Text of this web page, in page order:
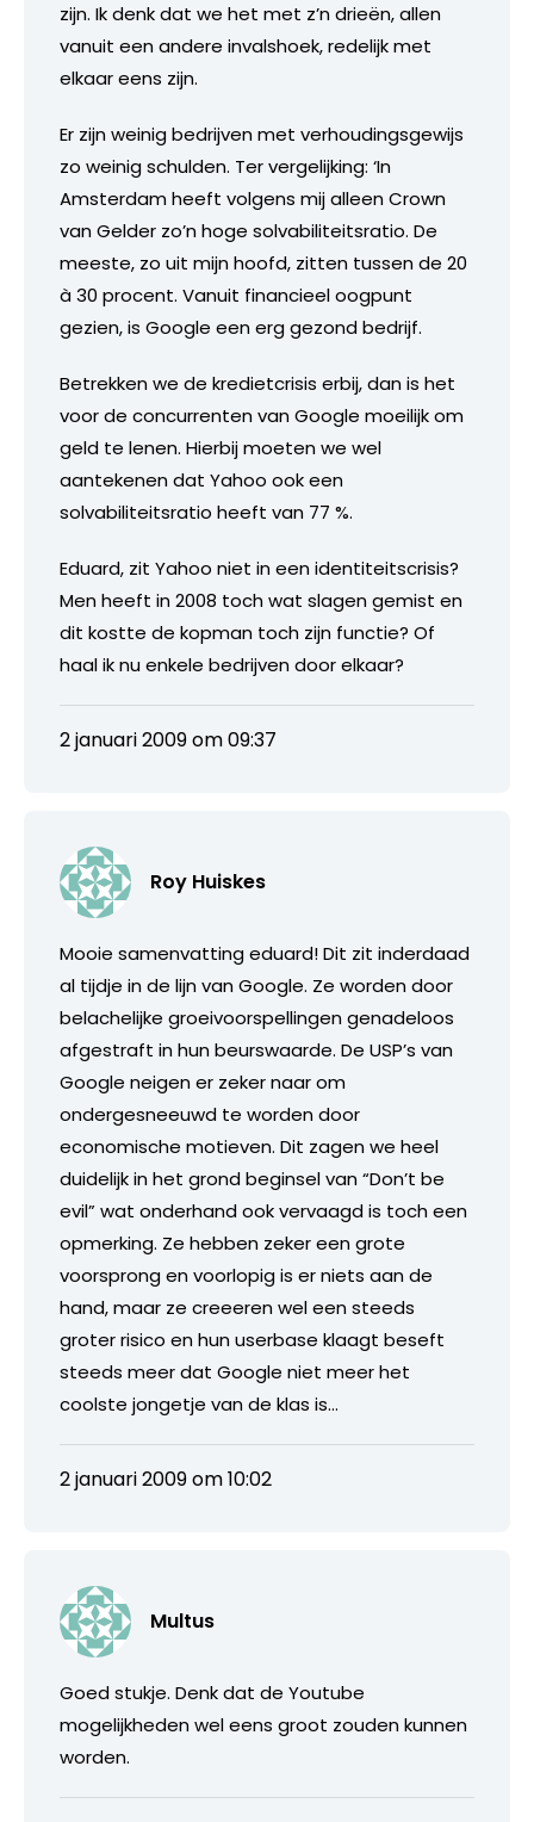
zijn. Ik denk dat we het met z’n drieën, allen
vanuit een andere invalshoek, redelijk met
elkaar eens zijn.
Er zijn weinig bedrijven met verhoudingsgewijs
zo weinig schulden. Ter vergelijking: ‘In
Amsterdam heeft volgens mij alleen Crown
van Gelder zo’n hoge solvabiliteitsratio. De
meeste, zo uit mijn hoofd, zitten tussen de 20
à 30 procent. Vanuit financieel oogpunt
gezien, is Google een erg gezond bedrijf.
Betrekken we de kredietcrisis erbij, dan is het
voor de concurrenten van Google moeilijk om
geld te lenen. Hierbij moeten we wel
aantekenen dat Yahoo ook een
solvabiliteitsratio heeft van 77 %.
Eduard, zit Yahoo niet in een identiteitscrisis?
Men heeft in 2008 toch wat slagen gemist en
dit kostte de kopman toch zijn functie? Of
haal ik nu enkele bedrijven door elkaar?
2 januari 2009 om 09:37
Roy Huiskes
Mooie samenvatting eduard! Dit zit inderdaad
al tijdje in de lijn van Google. Ze worden door
belachelijke groeivoorspellingen genadeloos
afgestraft in hun beurswaarde. De USP’s van
Google neigen er zeker naar om
ondergesneeuwd te worden door
economische motieven. Dit zagen we heel
duidelijk in het grond beginsel van “Don’t be
evil” wat onderhand ook vervaagd is toch een
opmerking. Ze hebben zeker een grote
voorsprong en voorlopig is er niets aan de
hand, maar ze creeeren wel een steeds
groter risico en hun userbase klaagt beseft
steeds meer dat Google niet meer het
coolste jongetje van de klas is…
2 januari 2009 om 10:02
Multus
Goed stukje. Denk dat de Youtube
mogelijkheden wel eens groot zouden kunnen
worden.